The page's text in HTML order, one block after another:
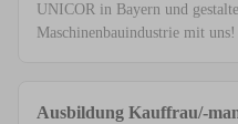
UNICOR in Bayern und
Maschinenbauindustrie mit uns!
Ausbildung Kauffrau/-